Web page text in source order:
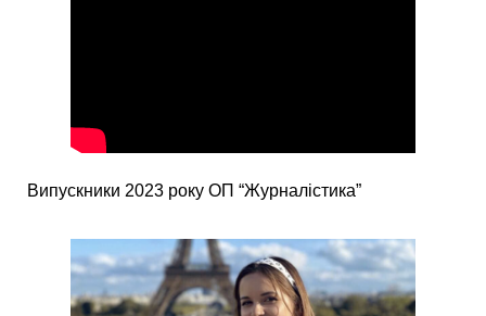
Випускники 2023 року ОП “Журналістика”